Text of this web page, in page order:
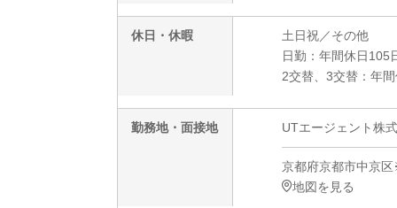
休日・休暇
土日祝／その他
日勤：年間休日105
2交替、3交替：年
勤務地・面接地 UTエージェント株
京都府京都市中京
地図を見る